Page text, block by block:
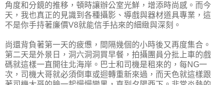
角度和分鏡的推移，頓時讓辦公室光鮮，增添時尚感。而今
天，我也真正的見識到各種攝影、導戲與器材道具專業，這
不是你手持著廉價V8就能信手拈來的細緻與深刻。
尚還背負著第一天的疲憊，間隔幾個的小時後又再度集合。
第二天是外景日，洞六洞洞買早餐，拍攝團員分批上車的戲
碼就這樣一直開往北海岸。巴士和司機是租來的，每NG一
次，司機大哥就必須倒車或迴轉重新來過，而天色就這樣跟